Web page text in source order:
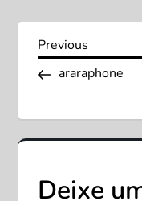
N
a
v
Previous
Post
Previous
araraphone
Deixe